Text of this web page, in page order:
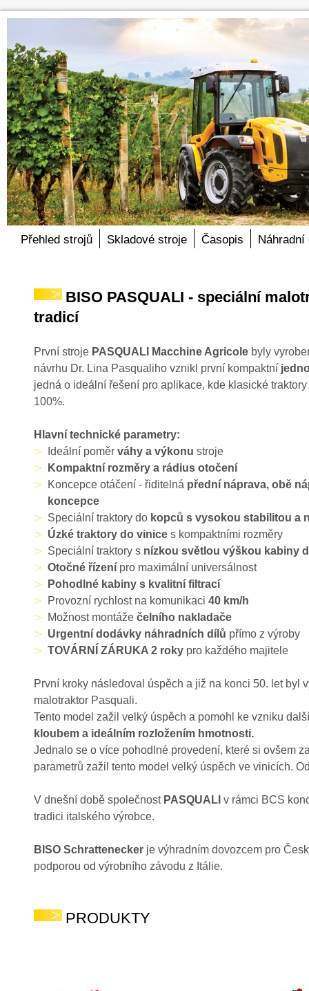
Přehled strojů Skladové stroje Časopis Náhradní
BISO PASQUALI - speciální
tradicí
První stroje PASQUALI Macchine Agricole byly
návrhu Dr. Lina Pasqualiho vznikl první kompaktní
jedná o ideální řešení pro aplikace, kde klasické
100%.
Hlavní technické parametry:
Ideální poměr váhy a výkonu stroje
Kompaktní rozměry a rádius otočení
Koncepce otáčení - řiditelná přední náprava, obě
koncepce
Speciální traktory do kopců s vysokou stabilitou a
Úzké traktory do vinice s kompaktními rozměry
Speciální traktory s nízkou světlou výškou kabiny
Otočné řízení pro maximální universálnost
Pohodlné kabiny s kvalitní filtrací
Provozní rychlost na komunikaci 40 km/h
Možnost montáže čelního nakladače
Urgentní dodávky náhradních dílů přímo z výroby
TOVÁRNÍ ZÁRUKA 2 roky pro každého majitele
První kroky následoval úspěch a již na konci 50. let byl
malotraktor Pasquali.
Tento model zažil velký úspěch a pomohl ke vzniku
kloubem a ideálním rozložením hmotnosti.
Jednalo se o více pohodlné provedení, které si ovšem
parametrů zažil tento model velký úspěch ve vinicích.
V dnešní době společnost PASQUALI v rámci BCS
tradici italského výrobce.
BISO Schrattenecker je výhradním dovozcem pro
podporou od výrobního závodu z Itálie.
PRODUKTY